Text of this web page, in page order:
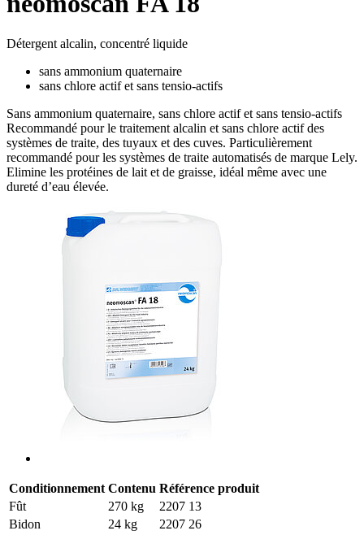
Détergent alcalin, concentré liquide
sans ammonium quaternaire
sans chlore actif et sans tensio-actifs
Sans ammonium quaternaire, sans chlore actif et sans tensio-actifs
Recommandé pour le traitement alcalin et sans chlore actif des
systèmes de traite, des tuyaux et des cuves. Particulièrement
recommandé pour les systèmes de traite automatisés de marque Lely.
Elimine les protéines de lait et de graisse, idéal même avec une
dureté d’eau élevée.
Conditionnement Contenu Référence produit
Fût
270 kg
2207 13
Bidon
24 kg 2207 26